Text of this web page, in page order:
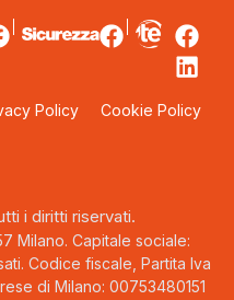
Policy Cookie Policy
i diritti riservati.
Milano. Capitale sociale:
Codice fiscale, Partita Iva
di Milano: 00753480151